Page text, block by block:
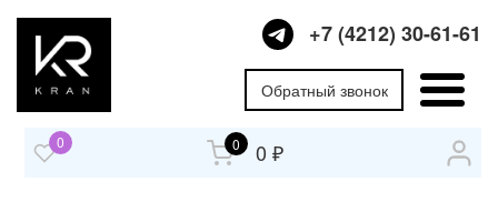
+7 (4212) 30-61-61
Обратный звонок
0 0 0 ₽